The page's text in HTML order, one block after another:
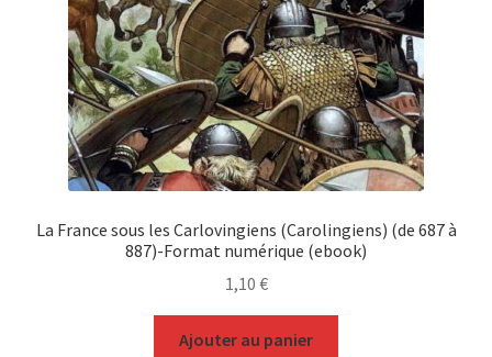
La France sous les Carlovingiens (Carolingiens) (de 687 à
887)-Format numérique (ebook)
1,10 €
Ajouter au panier